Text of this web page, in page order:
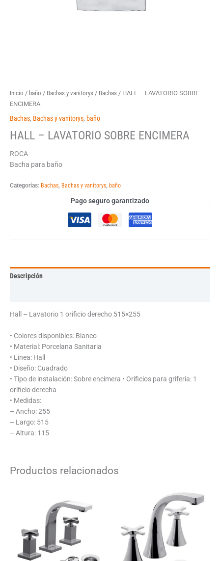
Inicio / baño / Bachas y vanitorys / Bachas / HALL – LAVATORIO SOBRE
ENCIMERA
Bachas, Bachas y vanitorys, baño
HALL – LAVATORIO SOBRE ENCIMERA
ROCA
Bacha para baño
Categorías: Bachas Bachas y vanitorys baño
Pago seguro garantizado
Descripción
Hall – Lavatorio 1 orificio derecho 515×255
• Colores disponibles: Blanco
• Material: Porcelana Sanitaria
• Linea: Hall
• Diseño: Cuadrado
• Tipo de instalación: Sobre encimera • Orificios para grifería: 1
orificio derecha
• Medidas:
– Ancho: 255
– Largo: 515
– Altura: 115
Productos relacionados